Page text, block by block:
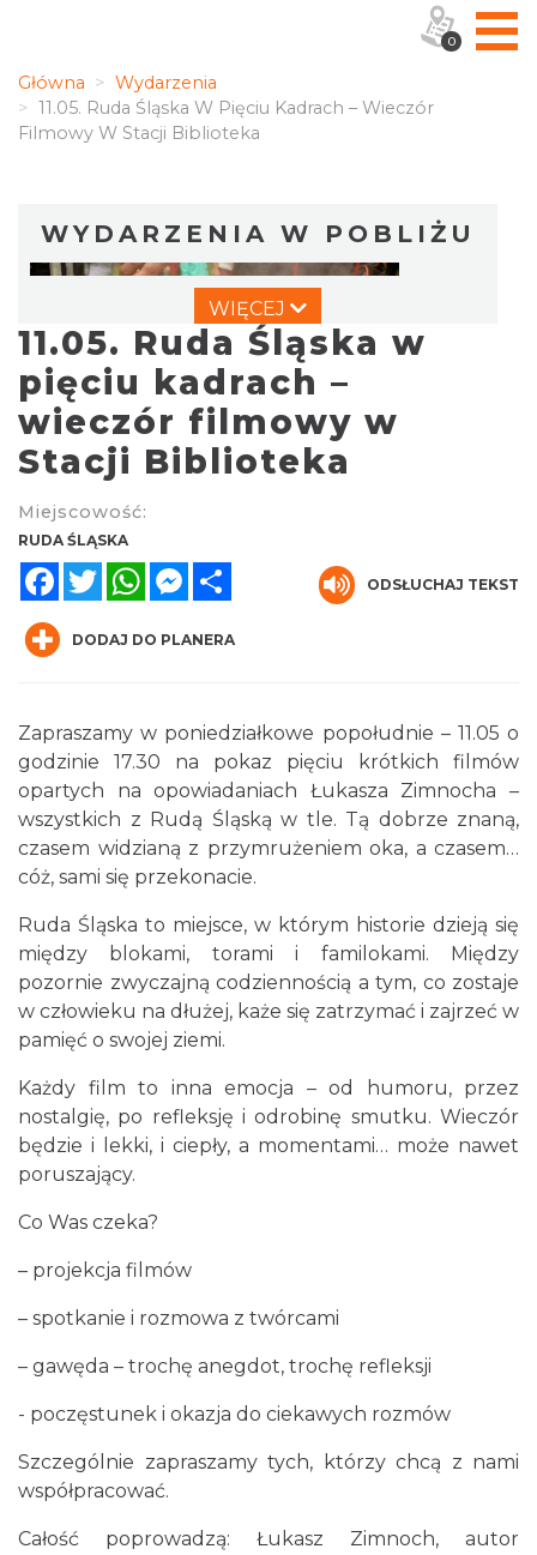
Główna
Wydarzenia
11.05. Ruda Śląska W Pięciu Kadrach – Wieczór
Filmowy W Stacji Biblioteka
WYDARZENIA W POBLIŻU
Dzień Kartofla w chorzowskim skansenie
6.25 km
O zbożach, chlebie i ziołach
Chorzów
2026-08-23
6.25 km
Śląsko Wilijo
Chorzów
Chorzów
WIĘCEJ
11.05. Ruda Śląska w
pięciu kadrach –
wieczór filmowy w
Stacji Biblioteka
Miejscowość:
RUDA ŚLĄSKA
FacebookTwitterWhatsAppMessenger
ODSŁUCHAJ TEKST
DODAJ DO PLANERA
Zapraszamy w poniedziałkowe popołudnie – 11.05 o
godzinie 17.30 na pokaz pięciu krótkich filmów
opartych na opowiadaniach Łukasza Zimnocha –
wszystkich z Rudą Śląską w tle. Tą dobrze znaną,
czasem widzianą z przymrużeniem oka, a czasem…
cóż, sami się przekonacie.
Ruda Śląska to miejsce, w którym historie dzieją się
między blokami, torami i familokami. Między
pozornie zwyczajną codziennością a tym, co zostaje
w człowieku na dłużej, każe się zatrzymać i zajrzeć w
pamięć o swojej ziemi.
Każdy film to inna emocja – od humoru, przez
nostalgię, po refleksję i odrobinę smutku. Wieczór
będzie i lekki, i ciepły, a momentami… może nawet
poruszający.
Co Was czeka?
– projekcja filmów
– spotkanie i rozmowa z twórcami
– gawęda – trochę anegdot, trochę refleksji
- poczęstunek i okazja do ciekawych rozmów
Szczególnie zapraszamy tych, którzy chcą z nami
współpracować.
Całość poprowadzą: Łukasz Zimnoch, autor
0